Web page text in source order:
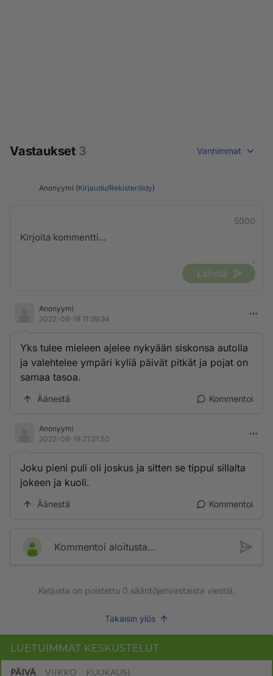
Vastaukset 3 Vanhimmat
Anonyymi (Kirjaudu/Rekisteröidy)
5000
Lähetä
Anonyymi
2022-08-18 11:39:34
Yks tulee mieleen ajelee nykyään siskonsa autolla
ja valehtelee ympäri kyliä päivät pitkät ja pojat on
samaa tasoa.
Äänestä Kommentoi
Anonyymi
2022-08-19 21:21:50
Joku pieni puli oli joskus ja sitten se tippui sillalta
jokeen ja kuoli.
Äänestä Kommentoi
Kommentoi aloitusta...
Ketjusta on poistettu 0 sääntöjenvastaista viestiä.
Takaisin ylös
LUETUIMMAT KESKUSTELUT
PÄIVÄ VIIKKO KUUKAUSI